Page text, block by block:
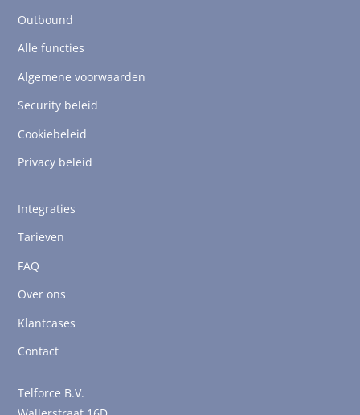
Outbound
Alle functies
Algemene voorwaarden
Security beleid
Cookiebeleid
Privacy beleid
Integraties
Tarieven
FAQ
Over ons
Klantcases
Contact
Telforce B.V.